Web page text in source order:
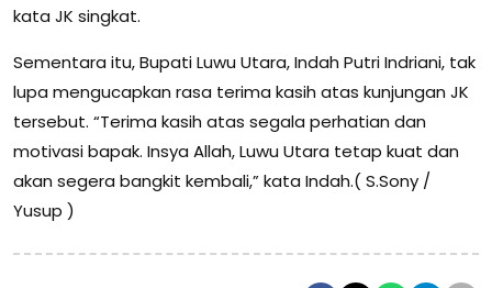
kata JK singkat.
Sementara itu, Bupati Luwu Utara, Indah Putri Indriani, tak
lupa mengucapkan rasa terima kasih atas kunjungan JK
tersebut. “Terima kasih atas segala perhatian dan
motivasi bapak. Insya Allah, Luwu Utara tetap kuat dan
akan segera bangkit kembali,” kata Indah.( S.Sony /
Yusup )